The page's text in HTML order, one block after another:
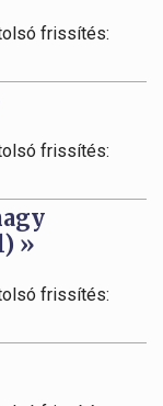
frissítés:
frissítés:
»
frissítés: